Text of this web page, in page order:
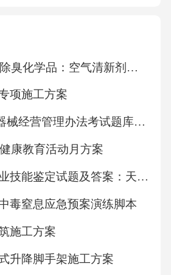
备C、推动农产品品牌化发展
口关税答案：C解析：乡村振
旺、生态宜居、乡风文明、
进农民增收，符合产业兴旺
统种植面积未体现特色；B
术提升，但未必能形成特
税与产业发展无关。C项推
向。故选C。8．某市在城市
历史文化遗产。以下哪项做
2026年芳香除臭化学品：空气清新剂行业发展趋势报告
项施工方案
(2025)医疗器械经营管理办法考试题库及参考答案
康教育活动月方案
石油石化职业技能鉴定试题及答案：天然气压缩机
毒窒息应急预案演练脚本
施工方案
升降脚手架施工方案